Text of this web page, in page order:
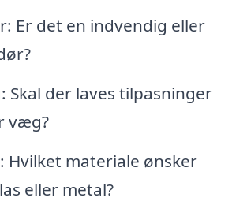
Er det en indvendig eller
Skal der laves tilpasninger
væg?
Hvilket materiale ønsker
eller metal?